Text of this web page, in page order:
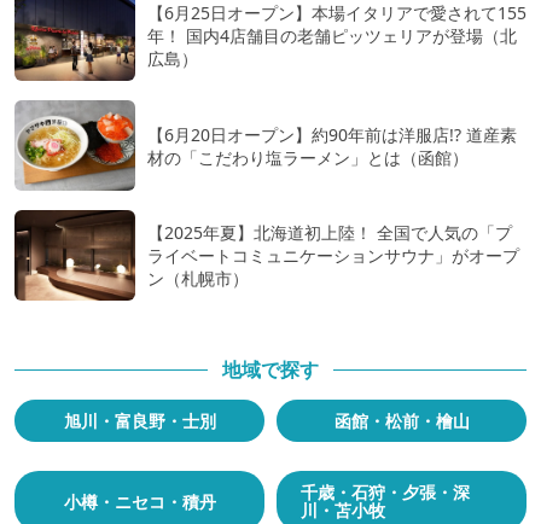
【6月25日オープン】本場イタリアで愛されて155
年！ 国内4店舗目の老舗ピッツェリアが登場（北
広島）
【6月20日オープン】約90年前は洋服店!? 道産素
材の「こだわり塩ラーメン」とは（函館）
【2025年夏】北海道初上陸！ 全国で人気の「プ
ライベートコミュニケーションサウナ」がオープ
ン（札幌市）
地域で探す
旭川・富良野・士別 函館・松前・檜山
小樽・ニセコ・積丹 千歳・石狩・夕張・深
川・苫小牧